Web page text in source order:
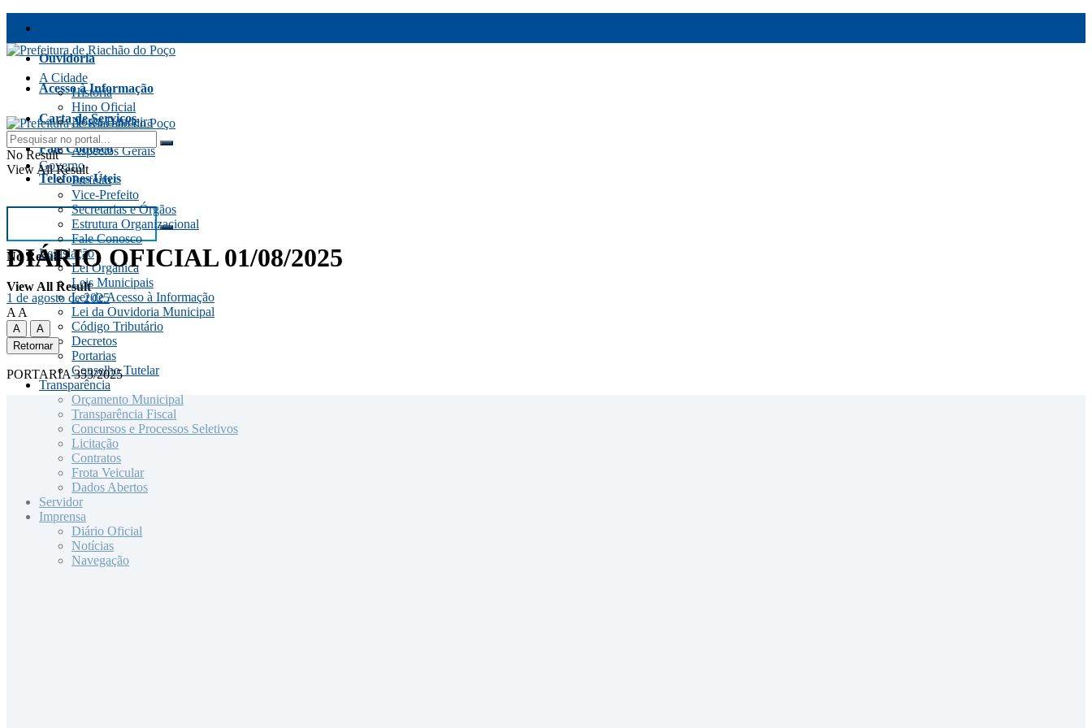
Ouvidoria
Acesso à Informação
Carta de Serviços
Fale Conosco
Telefones Úteis
No Result
View All Result
A Cidade
História
Hino Oficial
Nossa Bandeira
Festas e Eventos
Aspectos Gerais
Governo
Prefeito
Vice-Prefeito
Secretarias e Órgãos
Estrutura Organizacional
Fale Conosco
Legislação
Lei Orgânica
Leis Municipais
Lei de Acesso à Informação
Lei da Ouvidoria Municipal
Código Tributário
Decretos
Portarias
Conselho Tutelar
Transparência
Orçamento Municipal
Transparência Fiscal
Concursos e Processos Seletivos
Licitação
Contratos
Frota Veicular
Dados Abertos
Servidor
Imprensa
Diário Oficial
Notícias
Navegação
No Result
View All Result
DIÁRIO OFICIAL 01/08/2025
1 de agosto de 2025
A A
A
A
Retornar
PORTARIA 353/2025